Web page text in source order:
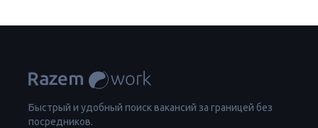
Быстрый и удобный поиск вакансий за границей без
посредников.